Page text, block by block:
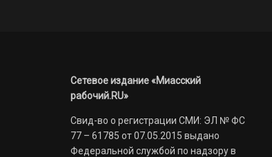
Сетевое издание «Миасский
рабочий.RU»
Свид-во о регистрации СМИ: ЭЛ № ФС
77 – 61785 от 07.05.2015 выдано
Федеральной службой по надзору в